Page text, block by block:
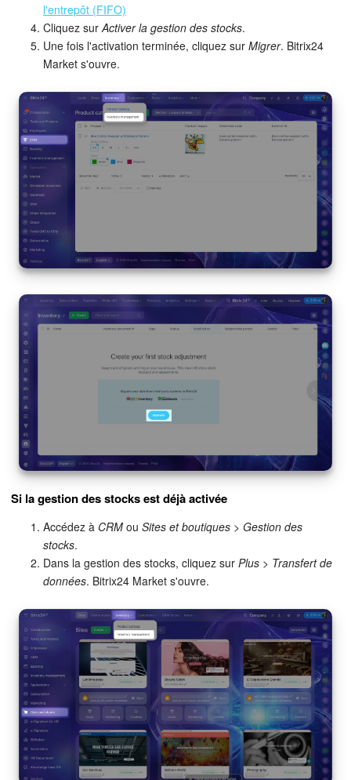
CRM + Boutique en ligne
Marketing
Entreprise
Market (Applications)
Centre de contact
Widget de l'employé
Téléphonie
Réseau de succursales
Bitrix24 Messenger
Questions générales
On-Premise de Bitrix24
COMPTE GRATUIT
l'entrepôt (FIFO)
Cliquez sur Activer la gestion des stocks.
Une fois l'activation terminée, cliquez sur Migrer. Bitrix24
Market s'ouvre.
Si la gestion des stocks est déjà activée
Accédez à CRM ou Sites et boutiques > Gestion des
stocks.
Dans la gestion des stocks, cliquez sur Plus > Transfert de
données. Bitrix24 Market s'ouvre.